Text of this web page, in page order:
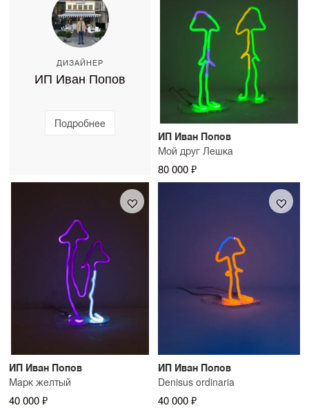
ДИЗАЙНЕР
ИП Иван Попов
Подробнее
ИП Иван Попов
Мой друг Лешка
80 000 ₽
ИП Иван Попов
Марк желтый
40 000 ₽
ИП Иван Попов
Denisus ordinaria
40 000 ₽